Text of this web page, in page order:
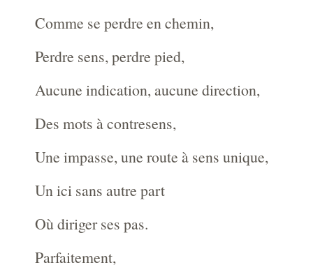
Comme se perdre en chemin,
Perdre sens, perdre pied,
Aucune indication, aucune direction,
Des mots à contresens,
Une impasse, une route à sens unique,
Un ici sans autre part
Où diriger ses pas.
Parfaitement,